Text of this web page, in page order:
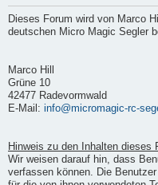
Dieses Forum wird von Marco
deutschen Micro Magic Segler
Marco Hill
Grüne 10
42477 Radevormwald
E-Mail: info@micromagic-rc-
Hinweis zu den Inhalten dieses
Wir weisen darauf hin, dass
verfassen können. Die